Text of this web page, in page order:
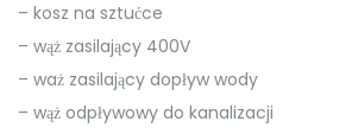
– kosz na sztućce
– wąż zasilający 400V
– waż zasilający dopływ wody
– wąż odpływowy do kanalizacji